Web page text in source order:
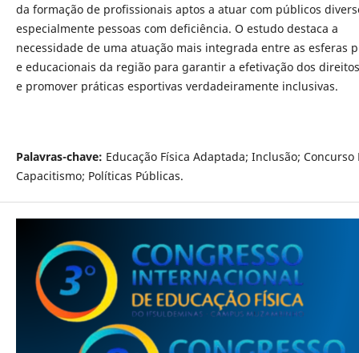
da formação de profissionais aptos a atuar com públicos
especialmente pessoas com deficiência. O estudo destaca a
necessidade de uma atuação mais integrada entre as esferas
e educacionais da região para garantir a efetivação dos
e promover práticas esportivas verdadeiramente inclusivas.
Palavras-chave: Educação Física Adaptada; Inclusão; Concurso
Capacitismo; Políticas Públicas.